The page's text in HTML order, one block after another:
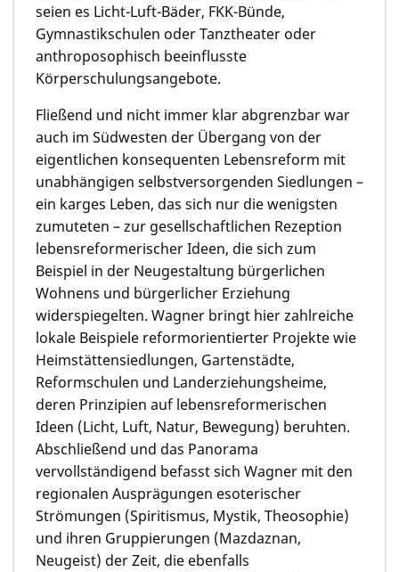
seien es Licht-Luft-Bäder, FKK-Bünde,
Gymnastikschulen oder Tanztheater oder
anthroposophisch beeinflusste
Körperschulungsangebote.
Fließend und nicht immer klar abgrenzbar war
auch im Südwesten der Übergang von der
eigentlichen konsequenten Lebensreform mit
unabhängigen selbstversorgenden Siedlungen –
ein karges Leben, das sich nur die wenigsten
zumuteten – zur gesellschaftlichen Rezeption
lebensreformerischer Ideen, die sich zum
Beispiel in der Neugestaltung bürgerlichen
Wohnens und bürgerlicher Erziehung
widerspiegelten. Wagner bringt hier zahlreiche
lokale Beispiele reformorientierter Projekte wie
Heimstättensiedlungen, Gartenstädte,
Reformschulen und Landerziehungsheime,
deren Prinzipien auf lebensreformerischen
Ideen (Licht, Luft, Natur, Bewegung) beruhten.
Abschließend und das Panorama
vervollständigend befasst sich Wagner mit den
regionalen Ausprägungen esoterischer
Strömungen (Spiritismus, Mystik, Theosophie)
und ihren Gruppierungen (Mazdaznan,
Neugeist) der Zeit, die ebenfalls